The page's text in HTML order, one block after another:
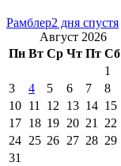
Рамблер2 дня спустя
Август 2026
Пн Вт Ср Чт Пт Сб
1
3
4 5 6 7 8
10 11 12 13 14 15
17 18 19 20 21 22
24 25 26 27 28 29
31